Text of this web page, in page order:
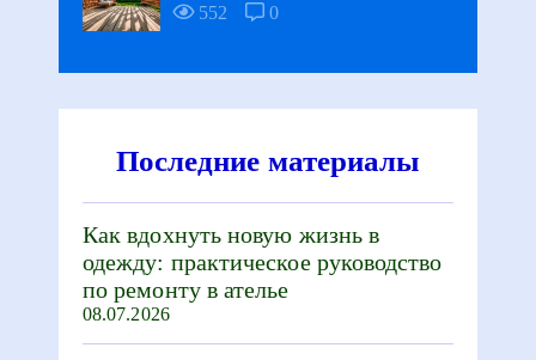
552
0
Последние материалы
Как вдохнуть новую жизнь в
одежду: практическое руководство
по ремонту в ателье
08.07.2026